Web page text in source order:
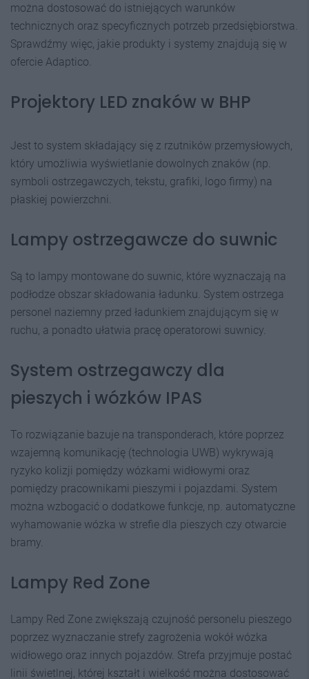
można dostosować do istniejących warunków
technicznych oraz specyficznych potrzeb przedsiębiorstwa.
Sprawdźmy więc, jakie produkty i systemy znajdują się w
ofercie Adaptico.
Projektory LED znaków w BHP
Jest to system składający się z rzutników przemysłowych,
który umożliwia wyświetlanie dowolnych znaków (np.
symboli ostrzegawczych, tekstu, grafiki, logo firmy) na
płaskiej powierzchni.
Lampy ostrzegawcze do suwnic
Są to lampy montowane do suwnic, które wyznaczają na
podłodze obszar składowania ładunku. System ostrzega
personel naziemny przed ładunkiem znajdującym się w
ruchu, a ponadto ułatwia pracę operatorowi suwnicy.
System ostrzegawczy dla
pieszych i wózków IPAS
To rozwiązanie bazuje na transponderach, które poprzez
wzajemną komunikację (technologia UWB) wykrywają
ryzyko kolizji pomiędzy wózkami widłowymi oraz
pomiędzy pracownikami pieszymi i pojazdami. System
można wzbogacić o dodatkowe funkcje, np. automatyczne
wyhamowanie wózka w strefie dla pieszych czy otwarcie
bramy.
Lampy Red Zone
Lampy Red Zone zwiększają czujność personelu pieszego
poprzez wyznaczanie strefy zagrożenia wokół wózka
widłowego oraz innych pojazdów. Strefa przyjmuje postać
linii świetlnej, której kształt i wielkość można dostosować